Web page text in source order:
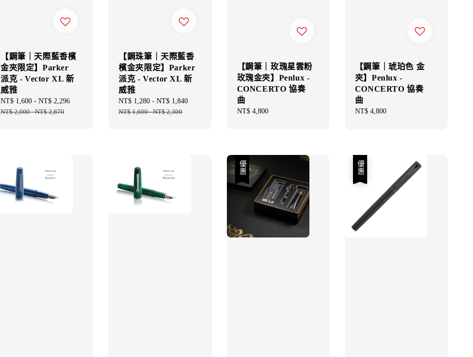
【鋼筆｜天際藍香檳
金夾限定】Parker
派克 - Vector XL 新
威雅
Sale
price
NT$ 1,600 - NT$ 2,296
NT$ 2,000-NT$ 2,870
【鋼珠筆｜天際藍香
檳金夾限定】Parker
派克 - Vector XL 新
威雅
Sale
price
NT$ 1,280 -NT$ 1,840
NT$ 1,600-NT$ 2,300
【鋼筆｜玫瑰星雲粉
玫瑰金夾】Penlux -
CONCERTO 協奏
曲
Regular
NT$ 4,800
【鋼筆｜琥珀色 金
夾】Penlux -
CONCERTO 協奏
曲
Regular
NT$ 4,800
優惠 優惠